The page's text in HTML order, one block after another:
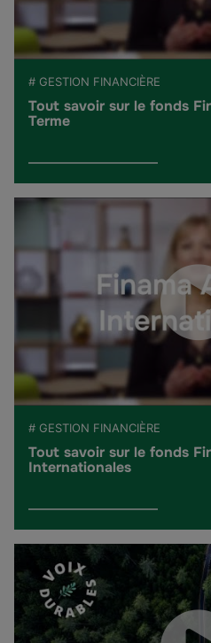
# GESTION FINANCIÈRE
Tout savoir sur le fonds
Terme
# GESTION FINANCIÈRE
Tout savoir sur le fonds
Internationales